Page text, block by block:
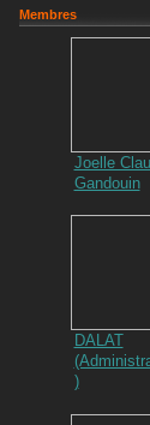
Membres
Joelle
Gandouin
DALAT
)